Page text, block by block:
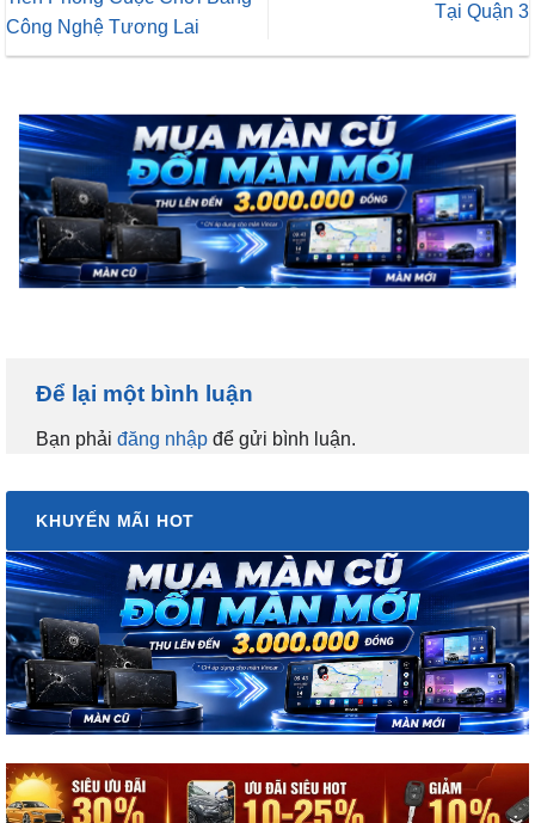
Công Nghệ Tương Lai
Tại Quận 3
Để lại một bình luận
Bạn phải đăng nhập để gửi bình luận.
KHUYẾN MÃI HOT